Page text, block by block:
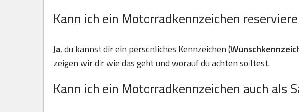
Kann ich ein Motorradkennzeichen
Ja, du kannst dir ein persönliches Kennzeichen (
zeigen wir dir wie das geht und worauf du achten solltest.
Kann ich ein Motorradkennzeichen auch als